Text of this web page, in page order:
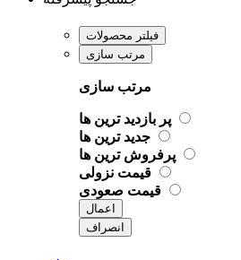
فیلتر محصولات
مرتب سازی
مرتب سازی
پر بازدید ترین ها
جدید ترین ها
پرفروش ترین ها
قیمت نزولی
قیمت صعودی
اعمال
انصراف